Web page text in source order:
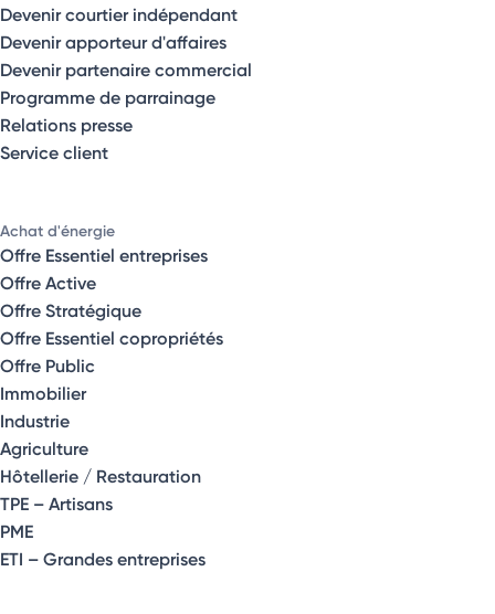
Devenir courtier indépendant
Devenir apporteur d'affaires
Devenir partenaire commercial
Programme de parrainage
Relations presse
Service client
Achat d'énergie
Offre Essentiel entreprises
Offre Active
Offre Stratégique
Offre Essentiel copropriétés
Offre Public
Immobilier
Industrie
Agriculture
Hôtellerie / Restauration
TPE – Artisans
PME
ETI – Grandes entreprises